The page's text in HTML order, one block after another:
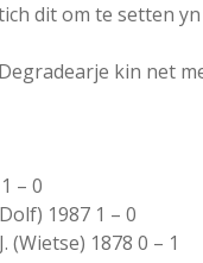
dit om te setten
kin net
– 0
1987 1 – 0
(Wietse) 1878 0 – 1